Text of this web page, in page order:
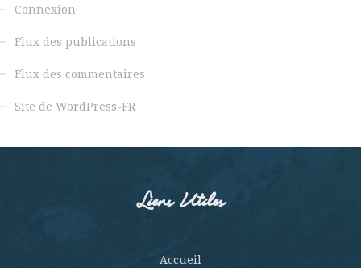
Connexion
Flux des publications
Flux des commentaires
Site de WordPress-FR
Liens Utiles
Accueil